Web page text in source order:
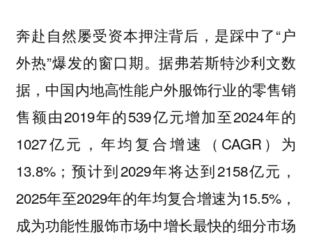
奔赴自然屡受资本押注背后，是踩中了“户
外热”爆发的窗口期。据弗若斯特沙利文数
据，中国内地高性能户外服饰行业的零售销
售额由2019年的539亿元增加至2024年的
1027亿元，年均复合增速（CAGR）为
13.8%；预计到2029年将达到2158亿元，
2025年至2029年的年均复合增速为15.5%，
成为功能性服饰市场中增长最快的细分市场